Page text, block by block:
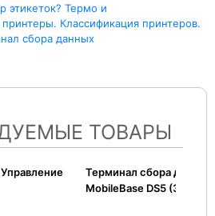
этикеток? Термо и
Классификация принтеров.
сбора данных
ТОВАРЫ
Терминал сбора данных
MobileBase DS5 (3.5")